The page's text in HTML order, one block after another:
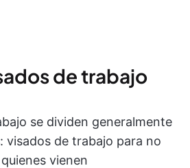
de trabajo
se dividen generalmente
visados de trabajo para no
vienen